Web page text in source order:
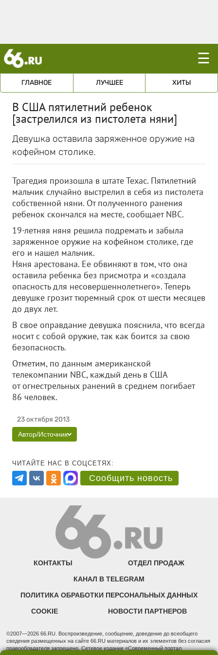
☰
ГЛАВНОЕ ЛУЧШЕЕ ХИТЫ
В США пятилетний ребенок
[застрелился из пистолета няни]
Девушка оставила заряженное оружие на
кофейном столике.
Трагедия произошла в штате Техас. Пятилетний
мальчик случайно выстрелил в себя из пистолета
собственной няни. От полученного ранения
ребенок скончался на месте, сообщает NBC.
19-летняя няня решила подремать и забыла
заряженное оружие на кофейном столике, где
его и нашел мальчик.
Няня арестована. Ее обвиняют в том, что она
оставила ребенка без присмотра и «создала
опасность для несовершеннолетнего». Теперь
девушке грозит тюремный срок от шести месяцев
до двух лет.
В свое оправдание девушка пояснила, что всегда
носит с собой оружие, так как боится за свою
безопасность.
Отметим, по данным американской
телекомпании NBC, каждый день в США
от огнестрельных ранений в среднем погибает
86 человек.
23 октября 2013
Автор/Источник
ЧИТАЙТЕ НАС В СОЦСЕТЯХ:
Сообщить новость
КОНТАКТЫ ОТДЕЛ ПРОДАЖ
КАНАЛ В TELEGRAM
ПОЛИТИКА ОБРАБОТКИ ПЕРСОНАЛЬНЫХ ДАННЫХ
COOKIE НОВОСТИ ПАРТНЕРОВ
©2007—2026 66.RU. Воспроизведение, сообщение, доведение до всеобщего
сведения размещенных на сайте 66.RU материалов и их элементов без согласия
правообладателя запрещено. Сетевое издание «Современный портал